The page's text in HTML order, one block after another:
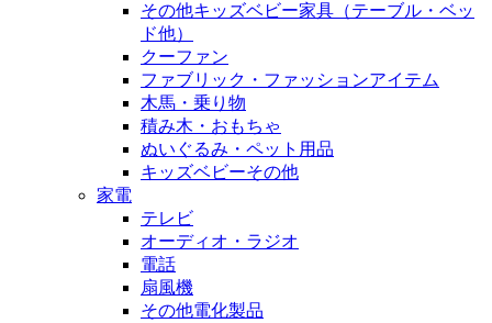
その他キッズベビー家具（テーブル・ベッ
ド他）
クーファン
ファブリック・ファッションアイテム
木馬・乗り物
積み木・おもちゃ
ぬいぐるみ・ペット用品
キッズベビーその他
家電
テレビ
オーディオ・ラジオ
電話
扇風機
その他電化製品